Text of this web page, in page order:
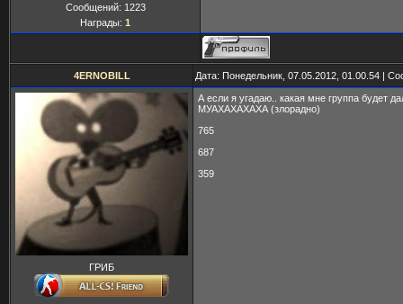
Сообщений: 1223
Награды: 1
4ERNOBILL Дата: Понедельник, 07.05.2012, 01.00.54 |
ГРИБ
А если я угадаю.. какая мне группа будет
МУАХАХАХАХА (злорадно)
765
687
359